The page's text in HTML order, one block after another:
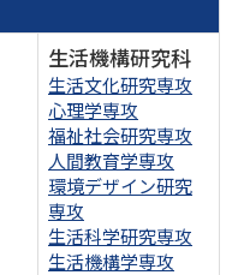
生活機構研究科
生活文化研究専攻
心理学専攻
福祉社会研究専攻
人間教育学専攻
環境デザイン研究
専攻
生活科学研究専攻
生活機構学専攻